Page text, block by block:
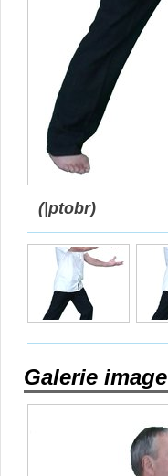
(|ptobr)
Galerie image